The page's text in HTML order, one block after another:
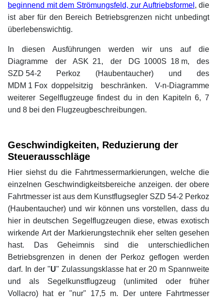
beginnend mit dem Strömungsfeld, zur Auftriebsformel , die
ist aber für den Bereich Betriebsgrenzen nicht unbedingt
überlebenswichtig.
In diesen Ausführungen werden wir uns auf die
Diagramme der ASK 21, der DG 1000S 18 m, des
SZD 54-2 Perkoz (Haubentaucher) und des
MDM 1 Fox doppelsitzig beschränken. V-n-Diagramme
weiterer Segelflugzeuge findest du in den Kapiteln 6, 7
und 8 bei den Flugzeugbeschreibungen.
Geschwindigkeiten, Reduzierung der
Steuerausschläge
Hier siehst du die Fahrtmessermarkierungen, welche die
einzelnen Geschwindigkeitsbereiche anzeigen. der obere
Fahrtmesser ist aus dem Kunstflugsegler SZD 54-2 Perkoz
(Haubentaucher) und wir können uns vorstellen, dass du
hier in deutschen Segelflugzeugen diese, etwas exotisch
wirkende Art der Markierungstechnik eher selten gesehen
hast. Das Geheimnis sind die unterschiedlichen
Betriebsgrenzen in denen der Perkoz geflogen werden
darf. In der "U" Zulassungsklasse hat er 20 m Spannweite
und als Segelkunstflugzeug (unlimited oder früher
Vollacro) hat er "nur" 17,5 m. Der untere Fahrtmesser